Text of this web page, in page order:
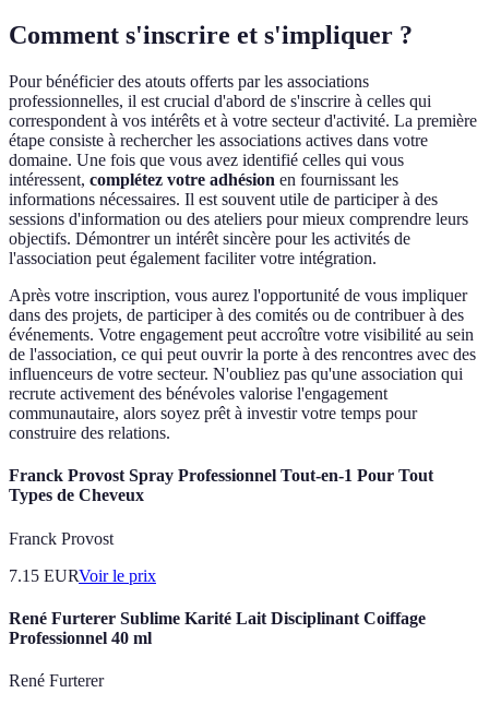
Comment s'inscrire et s'impliquer ?
Pour bénéficier des atouts offerts par les associations
professionnelles, il est crucial d'abord de s'inscrire à celles qui
correspondent à vos intérêts et à votre secteur d'activité. La première
étape consiste à rechercher les associations actives dans votre
domaine. Une fois que vous avez identifié celles qui vous
intéressent, complétez votre adhésion en fournissant les
informations nécessaires. Il est souvent utile de participer à des
sessions d'information ou des ateliers pour mieux comprendre leurs
objectifs. Démontrer un intérêt sincère pour les activités de
l'association peut également faciliter votre intégration.
Après votre inscription, vous aurez l'opportunité de vous impliquer
dans des projets, de participer à des comités ou de contribuer à des
événements. Votre engagement peut accroître votre visibilité au sein
de l'association, ce qui peut ouvrir la porte à des rencontres avec des
influenceurs de votre secteur. N'oubliez pas qu'une association qui
recrute activement des bénévoles valorise l'engagement
communautaire, alors soyez prêt à investir votre temps pour
construire des relations.
Franck Provost Spray Professionnel Tout-en-1 Pour Tout
Types de Cheveux
Franck Provost
7.15 EURVoir le prix
René Furterer Sublime Karité Lait Disciplinant Coiffage
Professionnel 40 ml
René Furterer